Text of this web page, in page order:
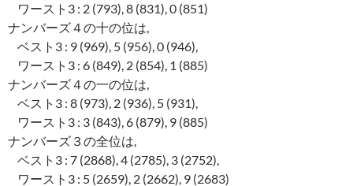
ワースト3 : 2 (793), 8 (831), 0 (851)
ナンバーズ４の十の位は,
ベスト3 : 9 (969), 5 (956), 0 (946),
ワースト3 : 6 (849), 2 (854), 1 (885)
ナンバーズ４の一の位は,
ベスト3 : 8 (973), 2 (936), 5 (931),
ワースト3 : 3 (843), 6 (879), 9 (885)
ナンバーズ３の全位は,
ベスト3 : 7 (2868), 4 (2785), 3 (2752),
ワースト3 : 5 (2659), 2 (2662), 9 (2683)